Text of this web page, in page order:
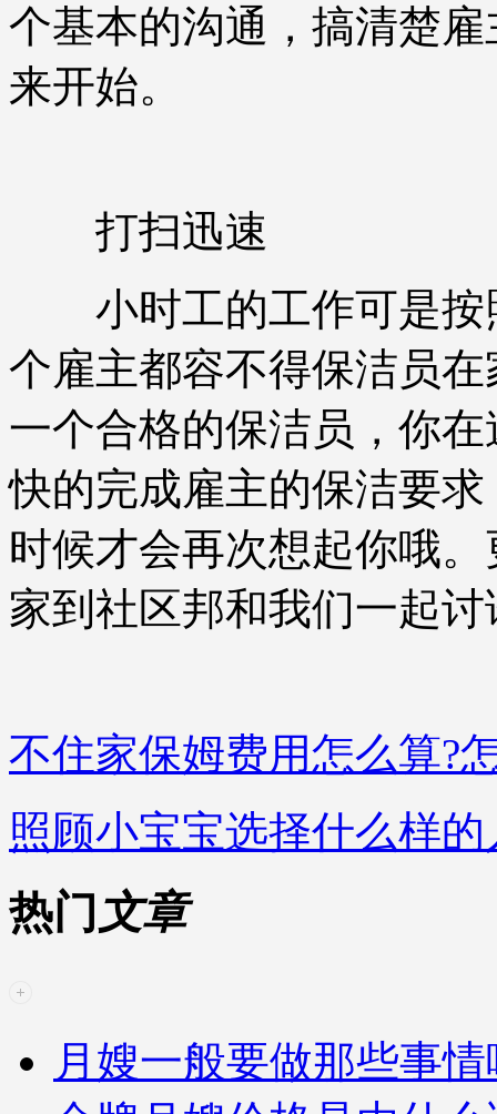
个基本的沟通，搞清楚
来开始。
打扫迅速
小时工的工作可是按
个雇主都容不得保洁员
一个合格的保洁员，你
快的完成雇主的保洁要
时候才会再次想起你哦
家到社区邦和我们一起讨
不住家保姆费用怎么算?
照顾小宝宝选择什么样
热门 文章
月嫂一般要做那些事